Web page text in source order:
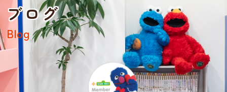
ブログ
Blog